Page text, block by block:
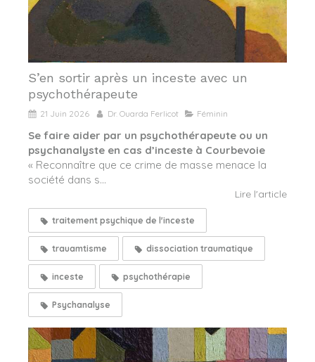
S’en sortir après un inceste avec un
psychothérapeute
21 Juin 2026 Dr. Ouarda Ferlicot Féminin
Se faire aider par un psychothérapeute ou un
psychanalyste en cas d’inceste à Courbevoie
« Reconnaître que ce crime de masse menace la
société dans s...
Lire l'article
traitement psychique de l'inceste
trauamtisme dissociation traumatique
inceste psychothérapie
Psychanalyse